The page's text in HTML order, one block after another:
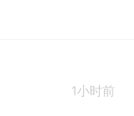
1小时前